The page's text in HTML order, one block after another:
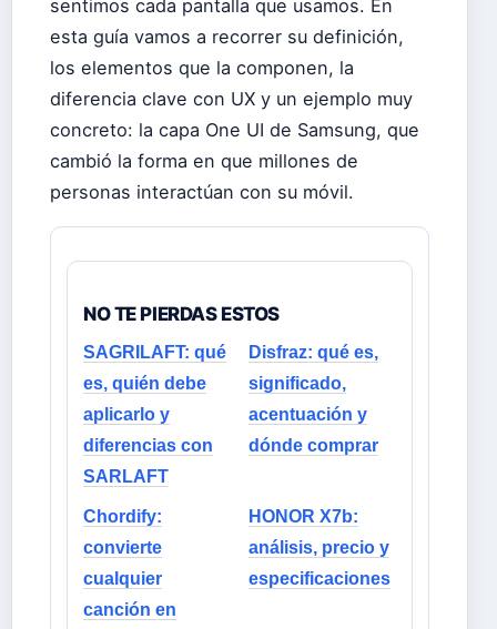
sentimos cada pantalla que usamos. En
esta guía vamos a recorrer su definición,
los elementos que la componen, la
diferencia clave con UX y un ejemplo muy
concreto: la capa One UI de Samsung, que
cambió la forma en que millones de
personas interactúan con su móvil.
NO TE PIERDAS ESTOS
SAGRILAFT: qué
es, quién debe
aplicarlo y
diferencias con
SARLAFT
Disfraz: qué es,
significado,
acentuación y
dónde comprar
Chordify:
convierte
cualquier
canción en
HONOR X7b:
análisis, precio y
especificaciones